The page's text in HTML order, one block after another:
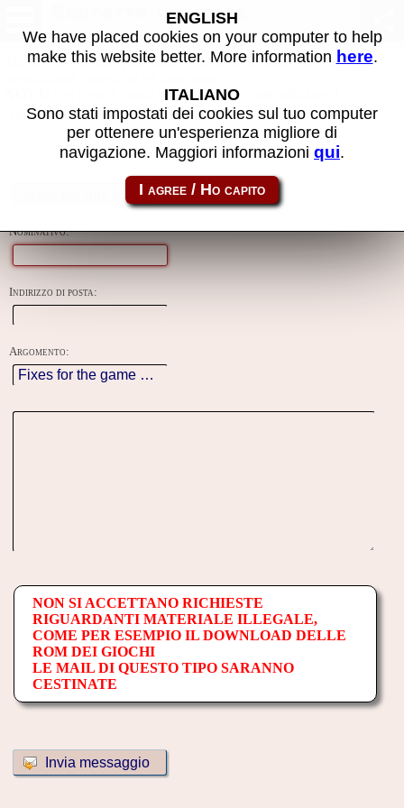
Contatta l'autore
Tramite questo form puoi inviare richieste all'autore del sito, fare
: Nel caso di nuovi sviluppi è preferibile utilizzare il
forum
creato apposta per questo progetto.
Nominativo:
Indirizzo di posta:
Argomento:
NON SI ACCETTANO RICHIESTE
RIGUARDANTI MATERIALE ILLEGALE,
COME PER ESEMPIO IL DOWNLOAD DELLE
ROM DEI GIOCHI
LE MAIL DI QUESTO TIPO SARANNO
CESTINATE
ENGLISH
We have placed cookies on your computer to help
make this website better. More information here.
ITALIANO
Sono stati impostati dei cookies sul tuo computer
per ottenere un'esperienza migliore di
navigazione. Maggiori informazioni qui.